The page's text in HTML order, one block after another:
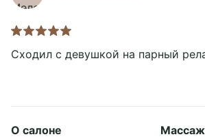
Сходил с девушкой на парный
О салоне